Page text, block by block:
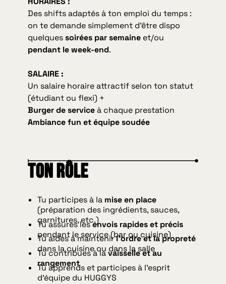
Des shifts adaptés à ton emploi du temps :
on te demande simplement d’être dispo
quelquessoirées par semaine et/ou
pendant le week-end.
SALAIRE :
Un salaire horaire attractif selon ton statut
(étudiant ou flexi) +
Burger de serviceà chaque prestation
Ambiance fun et équipe soudée
Ton rôle
Tu participes à la mise en place
(préparation des ingrédients, sauces,
garnitures, etc.)
Tu assures lesenvois rapides et précis
pendant le service (bar ou cuisine)
Tu aides à maintenirl’ordre et la propreté
dans la cuisine ou dans la salle
Tu contribues à lavaisselle et au
rangement
Tu apprends et participes à l’esprit
d’équipe du HUGGYS